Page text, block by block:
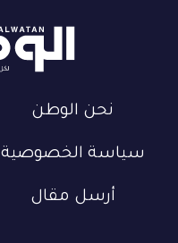
نحن الوطن
سياسة الخصوصية
أرسل مقال